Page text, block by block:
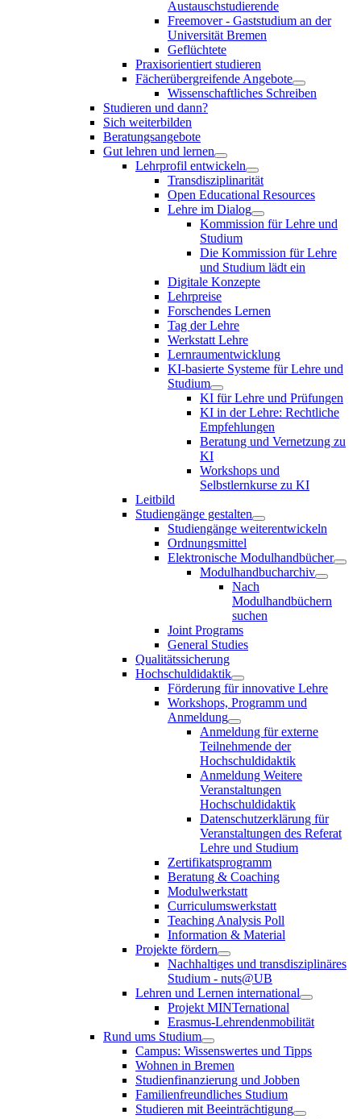
Austauschstudierende
Freemover - Gaststudium an der
Universität Bremen
Geflüchtete
Praxisorientiert studieren
Fächerübergreifende Angebote
Wissenschaftliches Schreiben
Studieren und dann?
Sich weiterbilden
Beratungsangebote
Gut lehren und lernen
Lehrprofil entwickeln
Transdisziplinarität
Open Educational Resources
Lehre im Dialog
Kommission für Lehre und
Studium
Die Kommission für Lehre
und Studium lädt ein
Digitale Konzepte
Lehrpreise
Forschendes Lernen
Tag der Lehre
Werkstatt Lehre
Lernraumentwicklung
KI-basierte Systeme für Lehre und
Studium
KI für Lehre und Prüfungen
KI in der Lehre: Rechtliche
Empfehlungen
Beratung und Vernetzung zu
KI
Workshops und
Selbstlernkurse zu KI
Leitbild
Studiengänge gestalten
Studiengänge weiterentwickeln
Ordnungsmittel
Elektronische Modulhandbücher
Modulhandbucharchiv
Nach
Modulhandbüchern
suchen
Joint Programs
General Studies
Qualitätssicherung
Hochschuldidaktik
Förderung für innovative Lehre
Workshops, Programm und
Anmeldung
Anmeldung für externe
Teilnehmende der
Hochschuldidaktik
Anmeldung Weitere
Veranstaltungen
Hochschuldidaktik
Datenschutzerklärung für
Veranstaltungen des Referat
Lehre und Studium
Zertifikatsprogramm
Beratung & Coaching
Modulwerkstatt
Curriculumswerkstatt
Teaching Analysis Poll
Information & Material
Projekte fördern
Nachhaltiges und transdisziplinäres
Studium - nuts@UB
Lehren und Lernen international
Projekt MINTernational
Erasmus-Lehrendenmobilität
Rund ums Studium
Campus: Wissenswertes und Tipps
Wohnen in Bremen
Studienfinanzierung und Jobben
Familienfreundliches Studium
Studieren mit Beeinträchtigung